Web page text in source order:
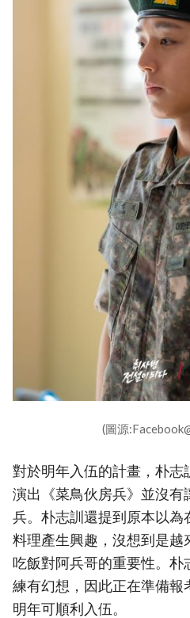
(圖源
對於明年入伍的計畫，朴志
演出《菜鳥伙房兵》並沒
兵。朴志訓還提到原本以
料理產生興趣，沒想到是
吃飯對阿兵哥的重要性。朴
練有幻想，因此正在準備
明年可順利入伍。